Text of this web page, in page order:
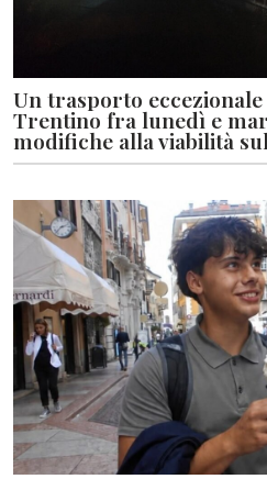
Un trasporto
Trentino fra lunedì e
modifiche alla viabilità